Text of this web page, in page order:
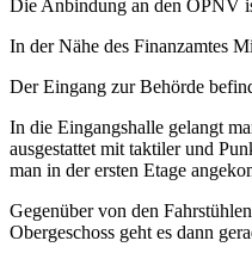
Die Anbindung an den ÖPNV
In der Nähe des Finanzamtes
Der Eingang zur Behörde
In die Eingangshalle gelangt
ausgestattet mit taktiler und
man in der ersten Etage
Gegenüber von den
Obergeschoss geht es dann